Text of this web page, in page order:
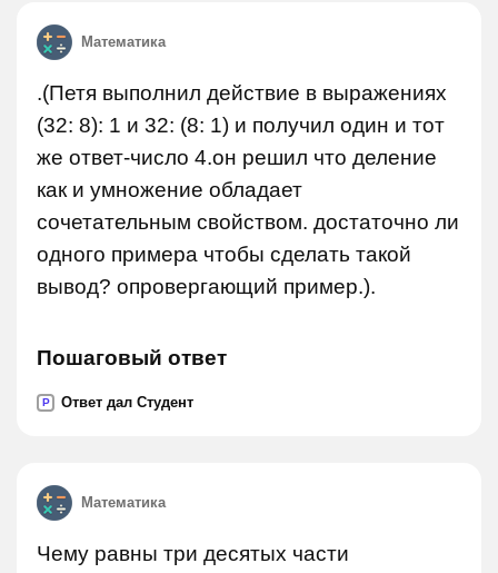
Математика
.(Петя выполнил действие в выражениях
(32: 8): 1 и 32: (8: 1) и получил один и тот
же ответ-число 4.он решил что деление
как и умножение обладает
сочетательным свойством. достаточно ли
одного примера чтобы сделать такой
вывод? опровергающий пример.).
Пошаговый ответ
P Ответ дал Студент
Математика
Чему равны три десятых части